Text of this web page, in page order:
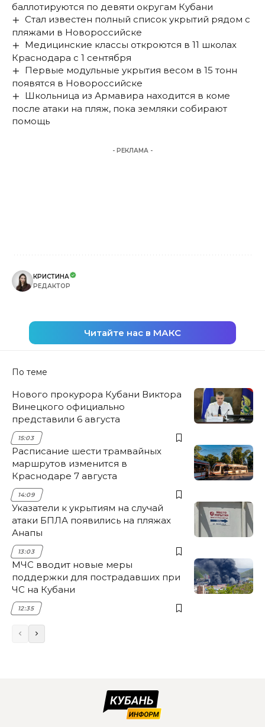
баллотируются по девяти округам Кубани
Стал известен полный список укрытий рядом с
пляжами в Новороссийске
Медицинские классы откроются в 11 школах
Краснодара с 1 сентября
Первые модульные укрытия весом в 15 тонн
появятся в Новороссийске
Школьница из Армавира находится в коме
после атаки на пляж, пока земляки собирают
помощь
- РЕКЛАМА -
КРИСТИНА
РЕДАКТОР
Читайте нас в МАКС
По теме
Нового прокурора Кубани Виктора
Винецкого официально
представили 6 августа
15:03
Расписание шести трамвайных
маршрутов изменится в
Краснодаре 7 августа
14:09
Указатели к укрытиям на случай
атаки БПЛА появились на пляжах
Анапы
13:03
МЧС вводит новые меры
поддержки для пострадавших при
ЧС на Кубани
12:35